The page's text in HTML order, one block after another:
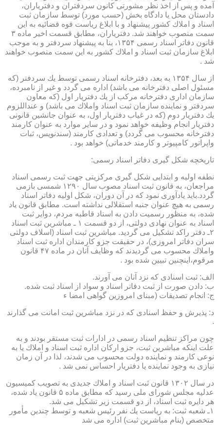
آمده و پس از اخذ نظر مشورتی كانون سردفتران و دفتریاران،
دادستان محل یا دادگاه بخش (حسب مورد) توسط سازمان ثبت
اسناد و املاك كشور پیشنهاد و با ابلاغ ریاست قوه قضائیه به این
سمت منصوب خواهند شد. دفتریاران، مطابق قسمت اخیر ماده ۳
قانون دفاتر اسناد رسمی ۱۳۵۴، بنا به پیشنهاد سردفتر و به موجب
ابلاغ سازمان ثبت اسناد و املاك كشور به این سمت منصوب خواهند
شد .
از سال ۱۳۵۴ به بعد، دفترخانه اسناد رسمی توسط یك سردفتر (كه
مسئول اصلی دفترخانه می باشد) اداره می گردد و غیر از نامبرده،
سازمان اداری دفترخانه مركب از یك دفتریار اول (كه معاون
سردفتر و نماینده سازمان ثبت اسناد واملاك می باشد) و عنداللزوم
یك دفتریار دوم (كه در غیاب دفتریار اول، به عنوان جانشین قانونی
دفتریار انجام وظیفه خواهد نمود و در سایر موارد به عنوان كارمند
دفترخانه محسوب می گردد) و تعدادی كارمند (سندنویس، ثبات
واپراتور كامپیوتر و كارمند خدماتی) خواهد بود .
تاریخچه شكل گیری دفاتر اسناد رسمی:
نطفه اولیه و ابتدایی شكل گیری مركزیتی جهت ثبت رسمی اسناد
مراجعان، به قانون ثبت اسناد مصوب سال ۱۲۹۰ شمسی بازمی
گردد.باید یادآوری نمود كه در آن دوران، شكل اولیه دفاتر اسناد
رسمی به هیچ عنوان جنبه استقلالی نداشته است. مطابق قانون یاد
شده، به منظور رسمیت دادن به اسناد قاطبه مردم، دوایر ثبت
اسناد به عنوان نهادی دولتی، از دو قسمت ۱ ـ مباشرین ثبت اسناد
۲ـ دفتر راكد تشكیل می گردید. مباشرین ثبت اسناد (اسلاف دولتی
سران دفاتر امروزی)، در حقیقت جزو كارمندان اداره ثبت اسناد
واملاك محسوب می گردیدند كه وظایف آنان در ماده ۴۷ قانون
مرقوم،اینچنین تبیین شده بود .
الف: ثبت اسنادی كه نزد آنان می آورند.
ب: دادن صورت از ثبت دفاتر اسناد و سواد از اسناد ثبت شده.
ج: انجام تصدیقات (مبنای امروزین گواهی امضا ء
د: پذیرش و حفظ اسنادی كه در نزد مباشرین ثبت امانت می گذارند
.
چون مراكز تنظیم اسناد رسمی در ادارات ثبت مستقر بودند و به
علت اینكه مباشرین ثبت، جزو اركان اداره ثبت اسناد و املاك یا به
نوعی كارمند و نماینده دولت محسوب می شدند، لذا در آن زمان
نیازی به وجود نماینده یا دفتریار احساس نمی شد .
در سال ۱۳۰۲ قانون ثبت اسناد و املاك جدیدی به تصویب كمیسیون
عدلیه مجلس شورای ملی رسید كه مطابق ماده ۵ قانون یاد شده،
هر دایره ثبت اسناد، از دو قسمت زیر تشكیل می شد.
۱ـ شعبه ثبت: به ریاست یك نفر رئیس شعبه و توسط چندین مأمور
متخصص (بنام مباشرین ثبت) اداره می شد